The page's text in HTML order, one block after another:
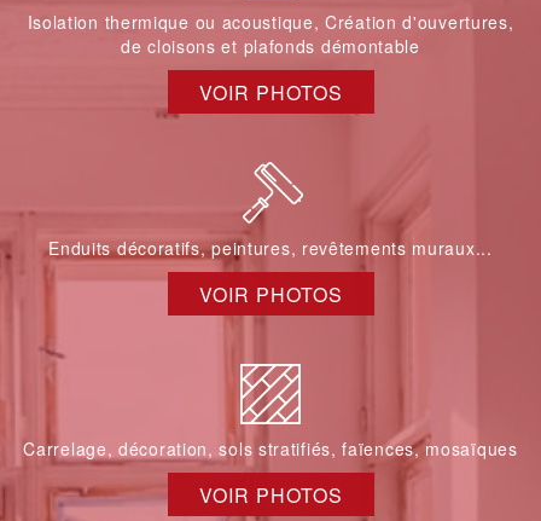
Isolation thermique ou acoustique, Création d'ouvertures,
de cloisons et plafonds démontable
VOIR PHOTOS
Enduits décoratifs, peintures, revêtements muraux...
VOIR PHOTOS
Carrelage, décoration, sols stratifiés, faïences, mosaïques
VOIR PHOTOS